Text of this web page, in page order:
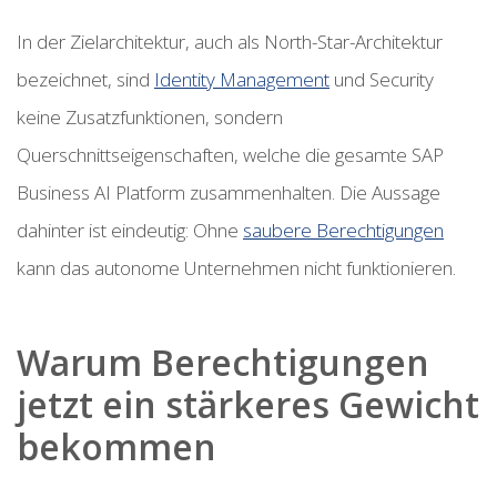
In der Zielarchitektur, auch als North-Star-Architektur
bezeichnet, sind Identity Management und Security
keine Zusatzfunktionen, sondern
Querschnittseigenschaften, welche die gesamte SAP
Business AI Platform zusammenhalten. Die Aussage
dahinter ist eindeutig: Ohne saubere Berechtigungen
kann das autonome Unternehmen nicht funktionieren.
Warum Berechtigungen
jetzt ein stärkeres Gewicht
bekommen